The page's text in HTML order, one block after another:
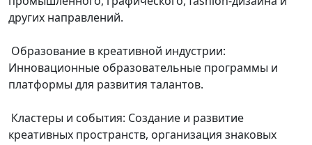
других направлений.
Образование в креативной индустрии:
Инновационные образовательные программы и
платформы для развития талантов.
Кластеры и события: Создание и развитие
креативных пространств, организация знаковых